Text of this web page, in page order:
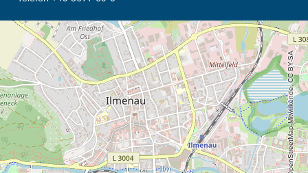
Öffnet die Anfahrtsbeschreibung in neuem Tab (Karte)
© OpenStreetMap-Mitwirkende, CC BY-SA